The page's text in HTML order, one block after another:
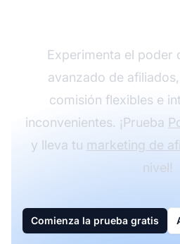
Experimenta el poder
avanzado de
comisión flexibles e
inconvenientes. ¡Prueba
y lleva tu marketing de
nivel!
Comienza la prueba gratis